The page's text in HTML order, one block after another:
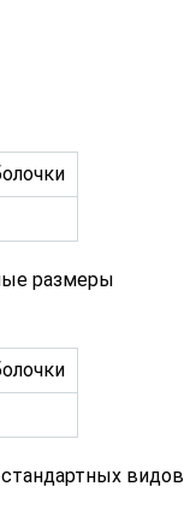
размеры
видов